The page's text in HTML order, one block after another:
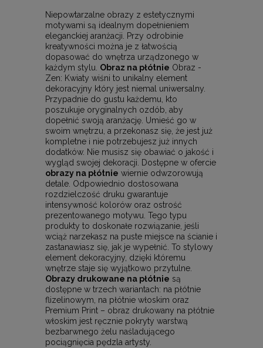
Niepowtarzalne obrazy z estetycznymi
motywami są idealnym dopełnieniem
eleganckiej aranżacji. Przy odrobinie
kreatywności można je z łatwością
dopasować do wnętrza urządzonego w
każdym stylu. Obraz na płótnie Obraz -
Zen: Kwiaty wiśni to unikalny element
dekoracyjny który jest niemal uniwersalny.
Przypadnie do gustu każdemu, kto
poszukuje oryginalnych ozdób, aby
dopełnić swoją aranżację. Umieść go w
swoim wnętrzu, a przekonasz się, że jest już
kompletne i nie potrzebujesz już innych
dodatków. Nie musisz się obawiać o jakość i
wygląd swojej dekoracji. Dostępne w ofercie
obrazy na płótnie wiernie odwzorowują
detale. Odpowiednio dostosowana
rozdzielczość druku gwarantuje
intensywność kolorów oraz ostrość
prezentowanego motywu. Tego typu
produkty to doskonałe rozwiązanie, jeśli
wciąż narzekasz na puste miejsce na ścianie i
zastanawiasz się, jak je wypełnić. To stylowy
element dekoracyjny, dzięki któremu
wnętrze staje się wyjątkowo przytulne.
Obrazy drukowane na płótnie są
dostępne w trzech wariantach: na płótnie
flizelinowym, na płótnie włoskim oraz
Premium Print – obraz drukowany na płótnie
włoskim jest ręcznie pokryty warstwą
bezbarwnego żelu naśladującego
pociągnięcia pędzla artysty.